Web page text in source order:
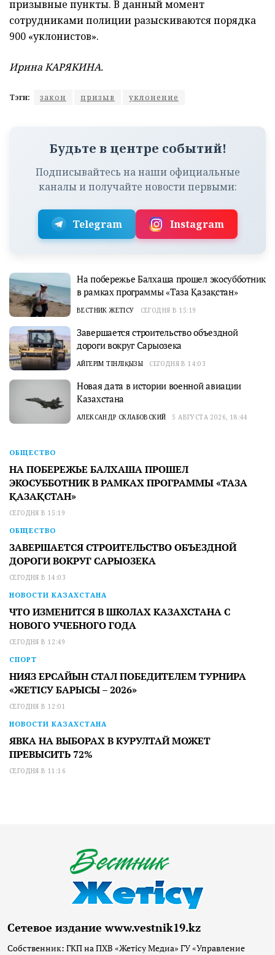
призывные пункты. В данный момент
сотрудниками полиции разыскиваются порядка
900 «уклонистов».
Ирина КАРЯКИНА.
Тэги: закон призыв уклонение
Будьте в центре событий!
Подписывайтесь на наши официальные
каналы и получайте новости первыми:
Telegram Instagram
На побережье Балхаша прошел экосубботник
в рамках программы «Таза Қазақстан»
ВЕСТНИК ЖЕТІСУ СЕГОДНЯ В 15:19
Завершается строительство объездной
дороги вокруг Сарыозека
АЙГЕРІМ ТІНӘЛІҚЫЗЫ СЕГОДНЯ В 14:03
Новая дата в истории военной авиации
Казахстана
АЛЕКСАНДР СКЛАБОВСКИЙ 5 АВГУСТА 2026, 18:44
ОБЩЕСТВО
НА ПОБЕРЕЖЬЕ БАЛХАША ПРОШЕЛ
ЭКОСУББОТНИК В РАМКАХ ПРОГРАММЫ «ТАЗА
ҚАЗАҚСТАН»
СЕГОДНЯ В 15:19
ОБЩЕСТВО
ЗАВЕРШАЕТСЯ СТРОИТЕЛЬСТВО ОБЪЕЗДНОЙ
ДОРОГИ ВОКРУГ САРЫОЗЕКА
СЕГОДНЯ В 14:03
НОВОСТИ КАЗАХСТАНА
ЧТО ИЗМЕНИТСЯ В ШКОЛАХ КАЗАХСТАНА С
НОВОГО УЧЕБНОГО ГОДА
СЕГОДНЯ В 12:49
СПОРТ
НИЯЗ ЕРСАЙЫН СТАЛ ПОБЕДИТЕЛЕМ ТУРНИРА
«ЖЕТІСУ БАРЫСЫ – 2026»
СЕГОДНЯ В 12:01
НОВОСТИ КАЗАХСТАНА
ЯВКА НА ВЫБОРАХ В КУРУЛТАЙ МОЖЕТ
ПРЕВЫСИТЬ 72%
СЕГОДНЯ В 11:16
Сетевое издание www.vestnik19.kz
Собственник: ГКП на ПХВ «Жетісу Медиа» ГУ «Управление